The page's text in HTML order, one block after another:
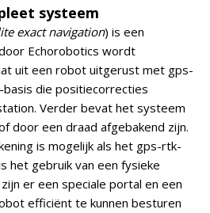
systeem
exact navigation) is een
Echorobotics wordt
uit een robot uitgerust met gps-
die positiecorrecties
Verder bevat het systeem
door een draad afgebakend zijn.
is mogelijk als het gps-rtk-
het gebruik van een fysieke
er een speciale portal en een
efficiënt te kunnen besturen